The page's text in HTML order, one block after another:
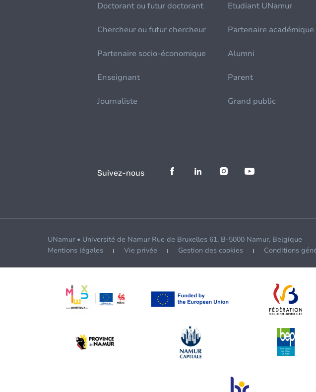
Doctorant ou futur doctorant Etudiant UNamur
Chercheur ou futur chercheur Partenaire académique
Partenaire socio-économique Alumni
Enseignant Parent
Journaliste Grand public
Suivez-nous
UNamur • Université de Namur Rue de Bruxelles 61, B-5000 Namur, Belgique
Mentions légales
Vie privée Gestion des cookies Conditions